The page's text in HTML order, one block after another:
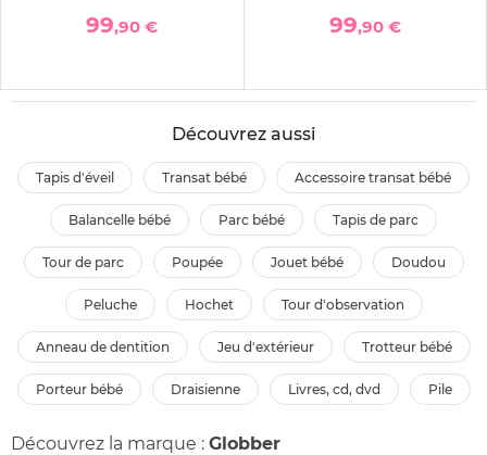
99,90 € 99,90 €
Découvrez aussi
tapis d'éveil transat bébé accessoire transat bébé
balancelle bébé parc bébé tapis de parc
tour de parc poupée jouet bébé doudou
peluche hochet tour d'observation
anneau de dentition jeu d'extérieur trotteur bébé
porteur bébé draisienne livres, cd, dvd pile
Découvrez la marque : Globber